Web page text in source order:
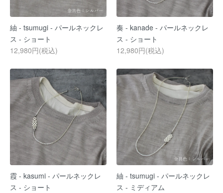
紬 - tsumugi - パールネックレ
ス - ショート
12,980円(税込)
奏 - kanade - パールネックレ
ス - ショート
12,980円(税込)
霞 - kasumi - パールネックレ
ス - ショート
紬 - tsumugi - パールネックレ
ス - ミディアム